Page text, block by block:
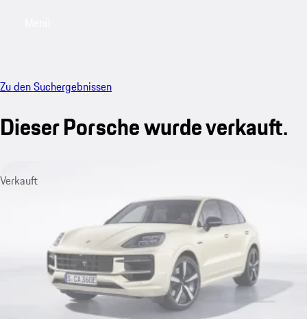
Zu den Suchergebnissen
Dieser Porsche wurde verkauft.
Verkauft